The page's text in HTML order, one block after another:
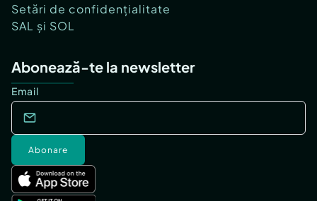
Setări de confidențialitate
SAL și SOL
Abonează-te la newsletter
Email
Abonare